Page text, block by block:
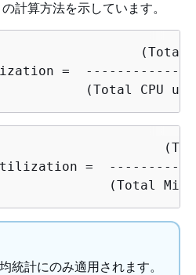
計算方法を示しています。
=
(Total CPU
utilization =
(Total
統計にのみ適用されます。